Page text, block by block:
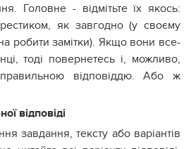
Головне - відмітьте їх якось:
як завгодно (у своєму
робити замітки). Якщо вони все-
тоді повернетесь і, можливо,
відповіддю. Або ж
відповіді
завдання, тексту або варіантів